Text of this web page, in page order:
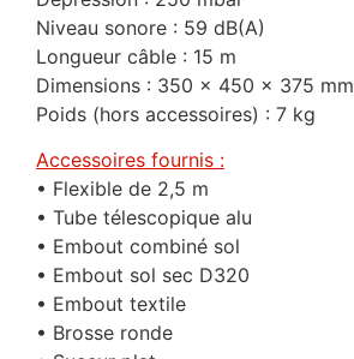
Niveau sonore : 59 dB(A)
Longueur câble : 15 m
Dimensions : 350 x 450 x 375 mm
Poids (hors accessoires) : 7 kg
Accessoires fournis :
• Flexible de 2,5 m
• Tube télescopique alu
• Embout combiné sol
• Embout sol sec D320
• Embout textile
• Brosse ronde